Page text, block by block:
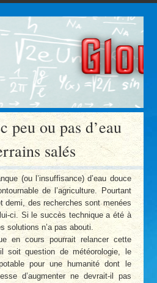
peu ou pas d’eau
salés
(ou l’insuffisance) d’eau douce
de l’agriculture. Pourtant
demi, des recherches sont menées
ci. Si le succès technique a été à
solutions n’a pas abouti.
en cours pourrait relancer cette
soit question de météorologie, le
pour une humanité dont le
d’augmenter ne devrait-il pas